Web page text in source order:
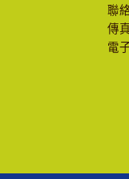
聯
傳
電